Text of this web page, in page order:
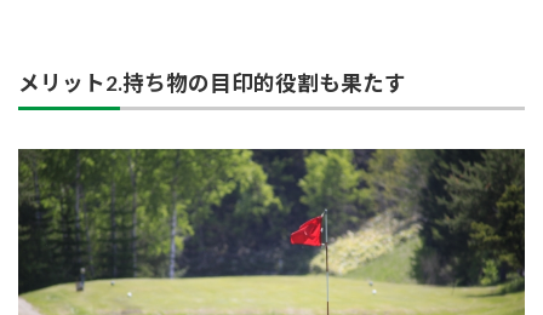
メリット2.持ち物の目印的役割も果たす